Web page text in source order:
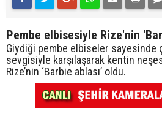
Pembe elbisesiyle Rize'nin
Giydiği pembe elbiseler sayesinde
sevgisiyle karşılaşarak kentin
Rize’nin ‘Barbie ablası’ oldu.